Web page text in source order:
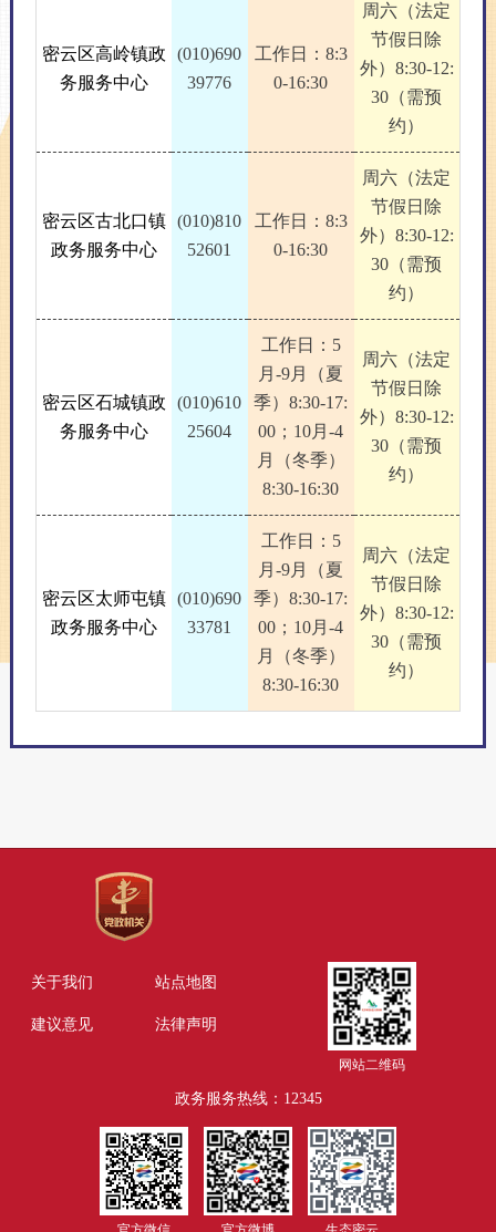
密云区高岭镇政
务服务中心
(010)690
39776
工作日：8:3
0-16:30
周六（法定
节假日除
外）8:30-12:
30（需预
约）
密云区古北口镇
政务服务中心
(010)810
52601
工作日：8:3
0-16:30
周六（法定
节假日除
外）8:30-12:
30（需预
约）
密云区石城镇政
务服务中心
(010)610
25604
工作日：5
月-9月（夏
季）8:30-17:
00；10月-4
月（冬季）
8:30-16:30
周六（法定
节假日除
外）8:30-12:
30（需预
约）
密云区太师屯镇
政务服务中心
(010)690
33781
工作日：5
月-9月（夏
季）8:30-17:
00；10月-4
月（冬季）
8:30-16:30
周六（法定
节假日除
外）8:30-12:
30（需预
约）
关于我们 站点地图
建议意见 法律声明
网站二维码
政务服务热线：12345